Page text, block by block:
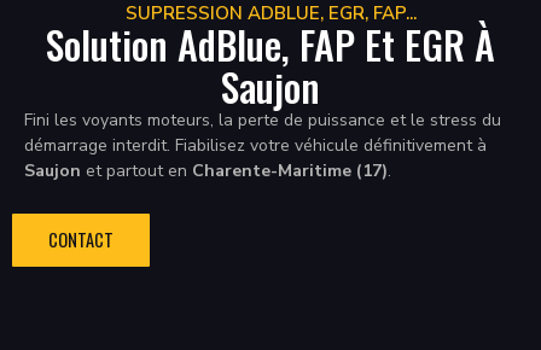
SUPRESSION ADBLUE, EGR, FAP...
Solution AdBlue, FAP Et EGR À
Saujon
Fini les voyants moteurs, la perte de puissance et le stress du
démarrage interdit. Fiabilisez votre véhicule définitivement à
Saujon et partout en Charente-Maritime (17).
CONTACT